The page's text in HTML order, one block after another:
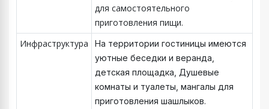
для самостоятельного
приготовления пищи.
Инфраструктура
На территории гостиницы имеются
уютные беседки и веранда,
детская площадка, Душевые
комнаты и туалеты, мангалы для
приготовления шашлыков.